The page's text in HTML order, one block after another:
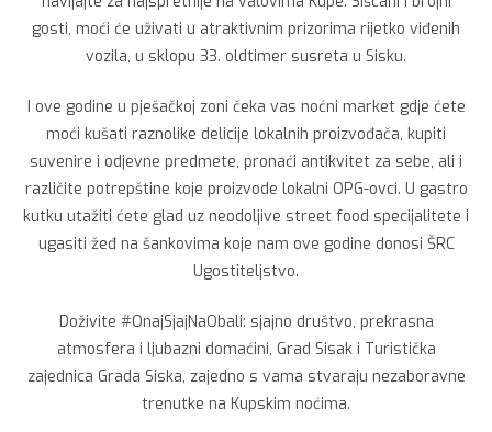
gosti, moći će uživati u atraktivnim prizorima rijetko viđenih
vozila, u sklopu 33. oldtimer susreta u Sisku.
I ove godine u pješačkoj zoni čeka vas noćni market gdje ćete
moći kušati raznolike delicije lokalnih proizvođača, kupiti
suvenire i odjevne predmete, pronaći antikvitet za sebe, ali i
različite potrepštine koje proizvode lokalni OPG-ovci. U gastro
kutku utažiti ćete glad uz neodoljive street food specijalitete i
ugasiti žeđ na šankovima koje nam ove godine donosi ŠRC
Ugostiteljstvo.
Doživite #OnajSjajNaObali: sjajno društvo, prekrasna
atmosfera i ljubazni domaćini, Grad Sisak i Turistička
zajednica Grada Siska, zajedno s vama stvaraju nezaboravne
trenutke na Kupskim noćima.